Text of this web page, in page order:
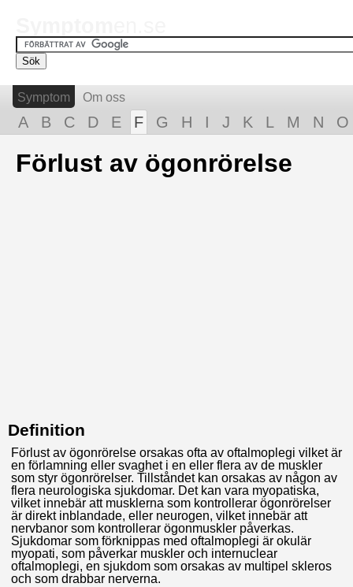
Symptom Om oss
A B C D E F G H I J K L M N O
Förlust av ögonrörelse
Definition
Förlust av ögonrörelse orsakas ofta av oftalmoplegi vilket är
en förlamning eller svaghet i en eller flera av de muskler
som styr ögonrörelser. Tillståndet kan orsakas av någon av
flera neurologiska sjukdomar. Det kan vara myopatiska,
vilket innebär att musklerna som kontrollerar ögonrörelser
är direkt inblandade, eller neurogen, vilket innebär att
nervbanor som kontrollerar ögonmuskler påverkas.
Sjukdomar som förknippas med oftalmoplegi är okulär
myopati, som påverkar muskler och internuclear
oftalmoplegi, en sjukdom som orsakas av multipel skleros
och som drabbar nerverna.